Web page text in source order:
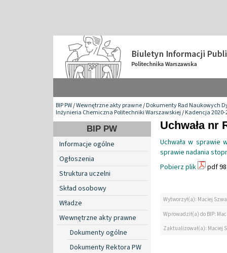
BIP PW/Wewnętrzne akty prawne/Dokumenty Rad Naukowych
Inżynieria Chemiczna Politechniki Warszawskiej/Kadencja 2020-
BIP PW
Informacje ogólne
Ogłoszenia
Struktura uczelni
Skład osobowy
Władze
Wewnętrzne akty prawne
Dokumenty ogólne
Dokumenty Rektora PW
Uchwała nr
Uchwała w sprawie
sprawie nadania
Pobierz plik
pdf
Wytworzył(a): Maciej
Wprowadził(a) do BIP:
Zaktualizował(a): Maciej